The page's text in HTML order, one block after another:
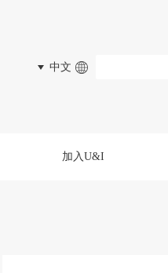
中文
加入U&I